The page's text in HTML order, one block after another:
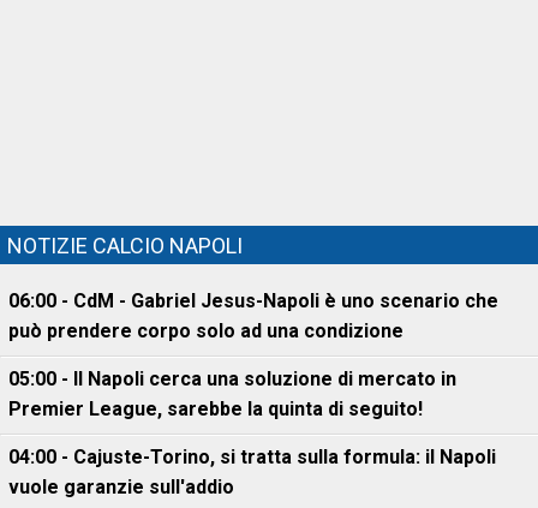
NOTIZIE CALCIO NAPOLI
06:00 - CdM - Gabriel Jesus-Napoli è uno scenario che
può prendere corpo solo ad una condizione
05:00 - Il Napoli cerca una soluzione di mercato in
Premier League, sarebbe la quinta di seguito!
04:00 - Cajuste-Torino, si tratta sulla formula: il Napoli
vuole garanzie sull'addio